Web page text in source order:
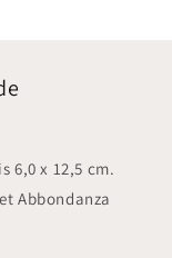
6,0 x 12,5 cm.
Abbondanza